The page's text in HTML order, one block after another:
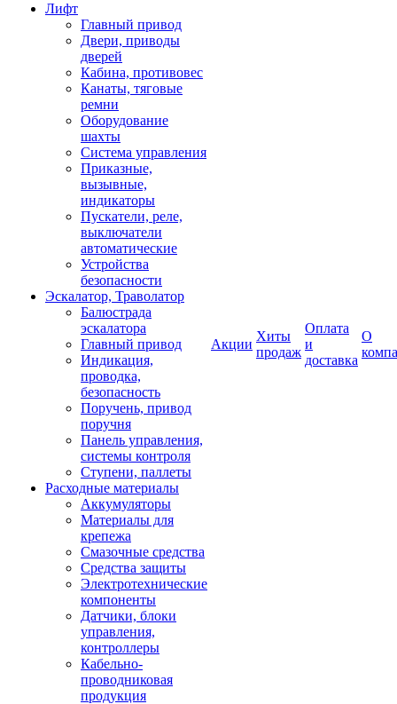
Лифт
Главный привод
Двери, приводы
дверей
Кабина, противовес
Канаты, тяговые
ремни
Оборудование
шахты
Система управления
Приказные,
вызывные,
индикаторы
Пускатели, реле,
выключатели
автоматические
Устройства
безопасности
Эскалатор, Траволатор
Балюстрада
эскалатора
Главный привод
Индикация,
проводка,
безопасность
Поручень, привод
поручня
Панель управления,
системы контроля
Ступени, паллеты
Расходные материалы
Аккумуляторы
Материалы для
крепежа
Смазочные средства
Средства защиты
Электротехнические
компоненты
Датчики, блоки
управления,
контроллеры
Кабельно-
проводниковая
продукция
Акции
Хиты
продаж
Оплата
и
доставка
О